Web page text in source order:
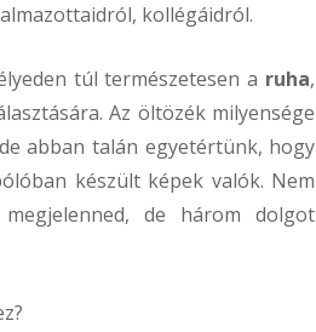
kollégáidról.
túl természetesen a ruha,
Az öltözék milyensége
abban talán egyetértünk, hogy
készült képek valók. Nem
de három dolgot